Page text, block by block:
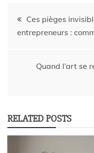
Ces pièges
entrepreneurs :
Quand l’art se
RELATED POSTS